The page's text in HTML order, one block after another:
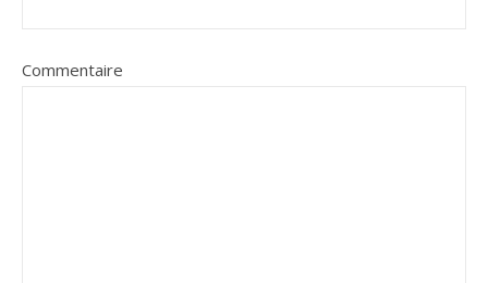
Commentaire